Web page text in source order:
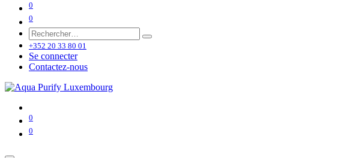
0
0
+352 20 33 80 01
Se connecter
Contactez-nous
0
0